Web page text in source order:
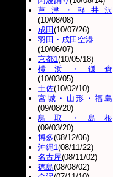
草津・軽井沢
(10/08/08)
成田 (10/07/26)
羽田・成田空港
(10/06/07)
京都1(10/05/18)
横浜・鎌倉
(10/03/05)
土佐(10/02/10)
宮城・山形・福島
(09/08/20)
鳥取・島根
(09/03/20)
博多(08/12/06)
沖縄1(08/11/22)
名古屋(08/11/02)
徳島(08/08/02)